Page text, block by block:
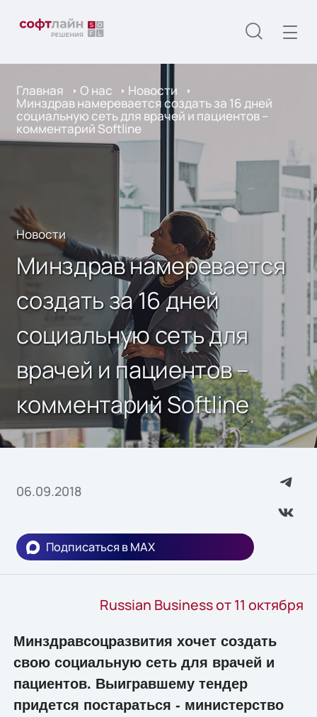
Главная О нас Новости
Минздрав намеревается создать за 16 дней
социальную сеть для врачей и пациентов –
комментарий Softline
Новости
Минздрав намеревается
создать за 16 дней
социальную сеть для
врачей и пациентов –
комментарий Softline
06.09.2018
Подписаться в MAX
Russian Business от 11 октября
Минздравсоцразвития хочет создать
свою социальную сеть для врачей и
пациентов. Выигравшему тендер
придется постараться - министерство